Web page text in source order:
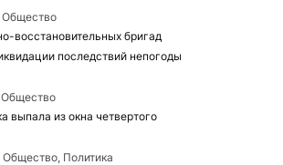
Общество
восстановительных бригад
последствий непогоды
Общество
выпала из окна четвертого
Общество, Политика